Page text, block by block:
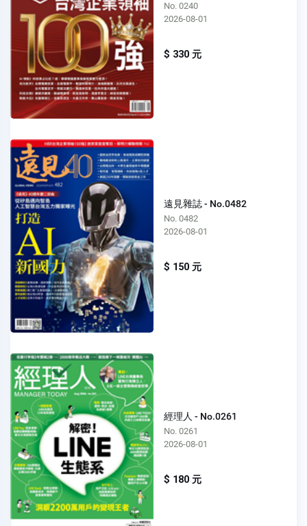
No. 0240
2026-08-01
$ 330 元
遠見雜誌 - No.0482
No. 0482
2026-08-01
$ 150 元
經理人 - No.0261
No. 0261
2026-08-01
$ 180 元